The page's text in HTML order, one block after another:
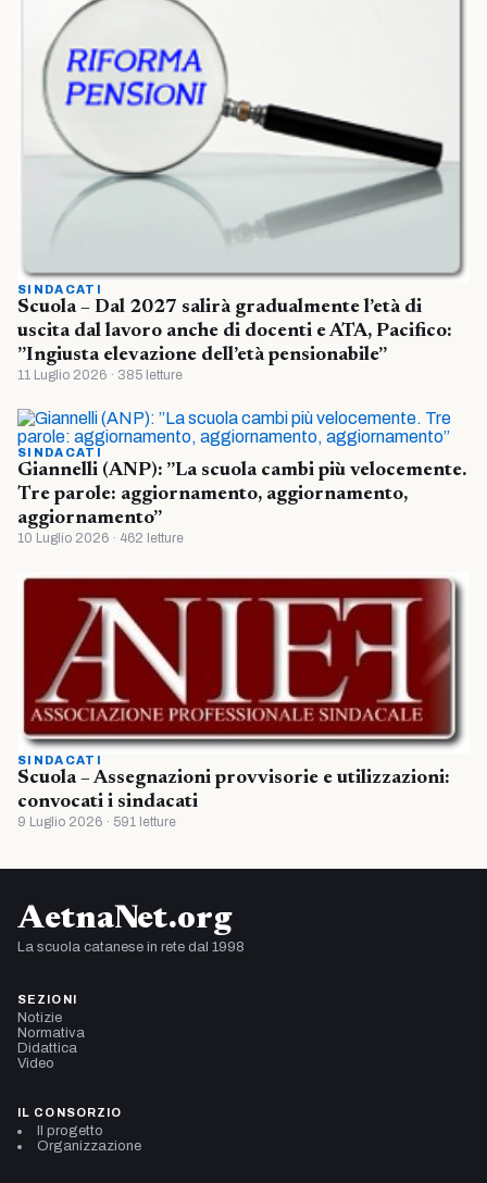
SINDACATI
Scuola – Dal 2027 salirà gradualmente l’età di
uscita dal lavoro anche di docenti e ATA, Pacifico:
”Ingiusta elevazione dell’età pensionabile”
11 Luglio 2026 · 385 letture
SINDACATI
Giannelli (ANP): ”La scuola cambi più velocemente.
Tre parole: aggiornamento, aggiornamento,
aggiornamento”
10 Luglio 2026 · 462 letture
SINDACATI
Scuola – Assegnazioni provvisorie e utilizzazioni:
convocati i sindacati
9 Luglio 2026 · 591 letture
AetnaNet.org
La scuola catanese in rete dal 1998
SEZIONI
Notizie
Normativa
Didattica
Video
IL CONSORZIO
Il progetto
Organizzazione